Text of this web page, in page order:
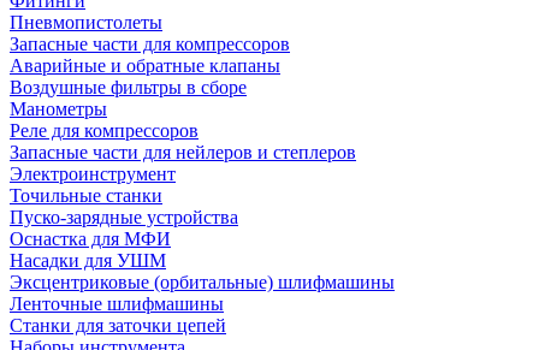
Пневмопистолеты
Запасные части для компрессоров
Аварийные и обратные клапаны
Воздушные фильтры в сборе
Манометры
Реле для компрессоров
Запасные части для нейлеров и степлеров
Электроинструмент
Точильные станки
Пуско-зарядные устройства
Оснастка для МФИ
Насадки для УШМ
Эксцентриковые (орбитальные) шлифмашины
Ленточные шлифмашины
Станки для заточки цепей